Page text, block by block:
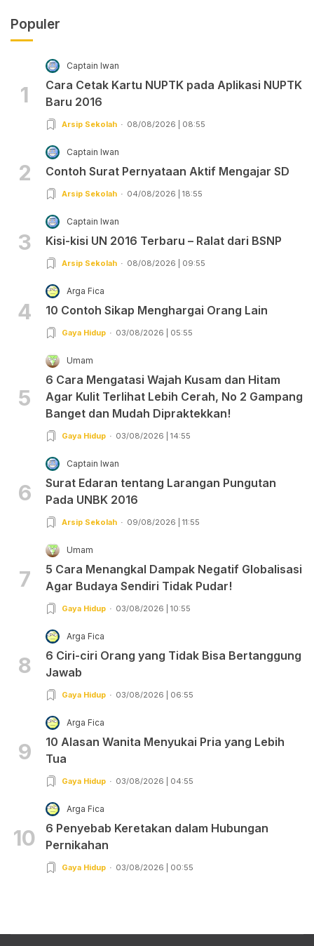
Populer
1
Captain Iwan
Cara Cetak Kartu NUPTK pada Aplikasi NUPTK
Baru 2016
Arsip Sekolah 08/08/2026 | 08:55
2
Captain Iwan
Contoh Surat Pernyataan Aktif Mengajar SD
Arsip Sekolah 04/08/2026 | 18:55
3
Captain Iwan
Kisi-kisi UN 2016 Terbaru – Ralat dari BSNP
Arsip Sekolah 08/08/2026 | 09:55
4
Arga Fica
10 Contoh Sikap Menghargai Orang Lain
Gaya Hidup 03/08/2026 | 05:55
5
Umam
6 Cara Mengatasi Wajah Kusam dan Hitam
Agar Kulit Terlihat Lebih Cerah, No 2 Gampang
Banget dan Mudah Dipraktekkan!
Gaya Hidup 03/08/2026 | 14:55
6
Captain Iwan
Surat Edaran tentang Larangan Pungutan
Pada UNBK 2016
Arsip Sekolah 09/08/2026 | 11:55
7
Umam
5 Cara Menangkal Dampak Negatif Globalisasi
Agar Budaya Sendiri Tidak Pudar!
Gaya Hidup 03/08/2026 | 10:55
8
Arga Fica
6 Ciri-ciri Orang yang Tidak Bisa Bertanggung
Jawab
Gaya Hidup 03/08/2026 | 06:55
9
Arga Fica
10 Alasan Wanita Menyukai Pria yang Lebih
Tua
Gaya Hidup 03/08/2026 | 04:55
10
Arga Fica
6 Penyebab Keretakan dalam Hubungan
Pernikahan
Gaya Hidup 03/08/2026 | 00:55